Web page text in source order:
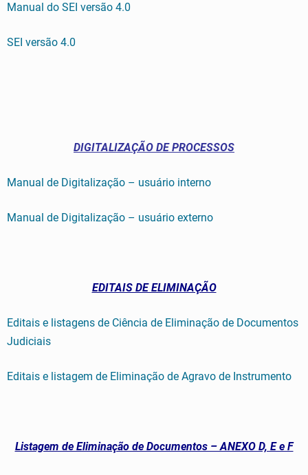
Manual do SEI versão 4.0
SEI versão 4.0
DIGITALIZAÇÃO DE PROCESSOS
Manual de Digitalização – usuário interno
Manual de Digitalização – usuário externo
EDITAIS DE ELIMINAÇÃO
Editais e listagens de Ciência de Eliminação de Documentos
Judiciais
Editais e listagem de Eliminação de Agravo de Instrumento
Listagem de Eliminação de Documentos – ANEXO D, E e F